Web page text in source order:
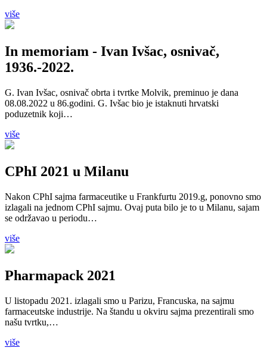
više
In memoriam - Ivan Ivšac, osnivač,
1936.-2022.
G. Ivan Ivšac, osnivač obrta i tvrtke Molvik, preminuo je dana
08.08.2022 u 86.godini. G. Ivšac bio je istaknuti hrvatski
poduzetnik koji…
više
CPhI 2021 u Milanu
Nakon CPhI sajma farmaceutike u Frankfurtu 2019.g, ponovno smo
izlagali na jednom CPhI sajmu. Ovaj puta bilo je to u Milanu, sajam
se održavao u periodu…
više
Pharmapack 2021
U listopadu 2021. izlagali smo u Parizu, Francuska, na sajmu
farmaceutske industrije. Na štandu u okviru sajma prezentirali smo
našu tvrtku,…
više